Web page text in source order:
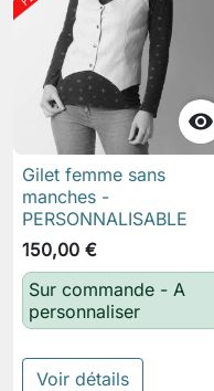

Gilet femme sans
manches -
PERSONNALISABLE
150,00 €
Sur commande - A
personnaliser
Voir détails